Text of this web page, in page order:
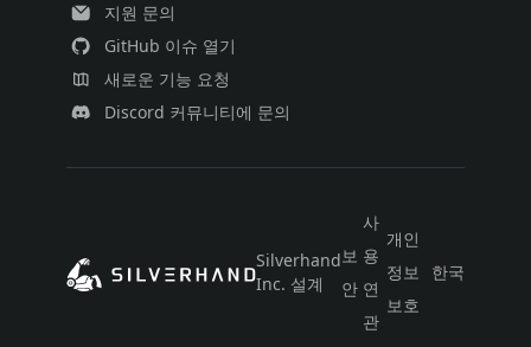
지원 문의
GitHub 이슈 열기
새로운 기능 요청
Discord 커뮤니티에 문의
Silverhand
Inc. 설계
보
안
사
용
연
관
개인
정보
보호
한국어